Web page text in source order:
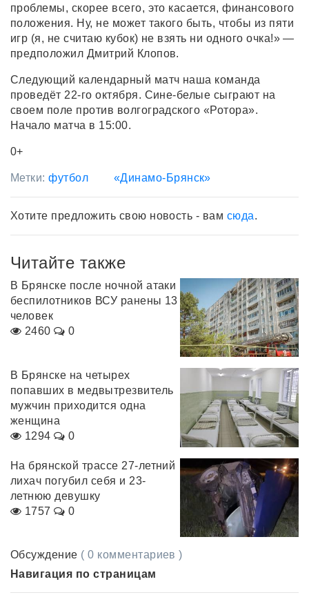
проблемы, скорее всего, это касается, финансового
положения. Ну, не может такого быть, чтобы из пяти
игр (я, не считаю кубок) не взять ни одного очка!» —
предположил Дмитрий Клопов.
Следующий календарный матч наша команда
проведёт 22-го октября. Сине-белые сыграют на
своем поле против волгоградского «Ротора».
Начало матча в 15:00.
0+
Метки:футбол «Динамо-Брянск»
Хотите предложить свою новость - вам сюда.
Читайте также
В Брянске после ночной атаки
беспилотников ВСУ ранены 13
человек
2460
0
В Брянске на четырех
попавших в медвытрезвитель
мужчин приходится одна
женщина
1294
0
На брянской трассе 27-летний
лихач погубил себя и 23-
летнюю девушку
1757
0
Обсуждение ( 0 комментариев )
Навигация по страницам